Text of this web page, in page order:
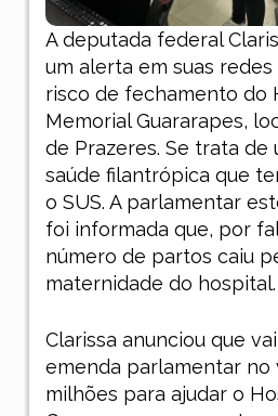
A deputada federal
um alerta em suas
risco de fechamento do
Memorial Guararapes,
de Prazeres. Se trata de
saúde filantrópica que
o SUS. A parlamentar
foi informada que, por
número de partos caiu
maternidade do hospital.
Clarissa anunciou que
emenda parlamentar no
milhões para ajudar o